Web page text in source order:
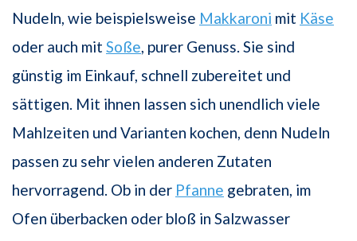
Nudeln, wie beispielsweise Makkaroni mit Käse
oder auch mit Soße, purer Genuss. Sie sind
günstig im Einkauf, schnell zubereitet und
sättigen. Mit ihnen lassen sich unendlich viele
Mahlzeiten und Varianten kochen, denn Nudeln
passen zu sehr vielen anderen Zutaten
hervorragend. Ob in der Pfanne gebraten, im
Ofen überbacken oder bloß in Salzwasser